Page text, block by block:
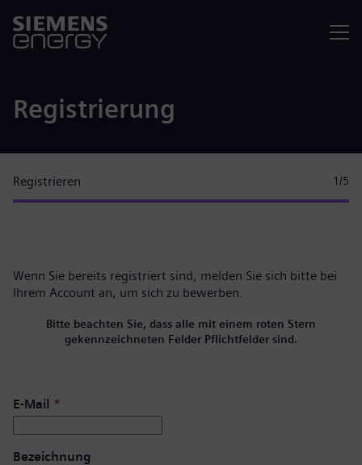
Registrierung
Registrieren 1 /5
Wenn Sie bereits registriert sind, melden Sie sich bitte bei
Ihrem Account an, um sich zu bewerben.
Bitte beachten Sie, dass alle mit einem roten Stern
gekennzeichneten Felder Pflichtfelder sind.
E-Mail *
Bezeichnung